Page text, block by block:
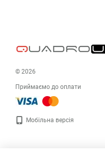
© 2026
Приймаємо до оплати
Мобільна версія